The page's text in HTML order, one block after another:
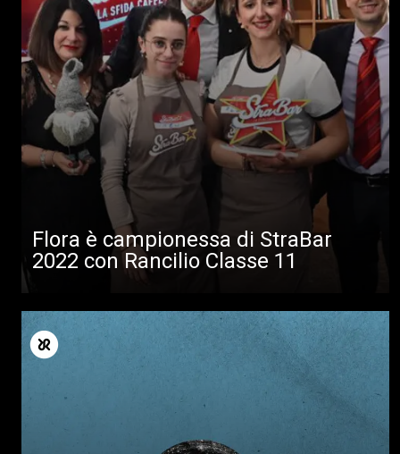
Flora è campionessa di StraBar
2022 con Rancilio Classe 11
Tutti
Prodotti
News
Download
Altro